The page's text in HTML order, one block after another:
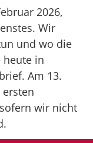
2026,
Wir
und wo die
heute in
Am 13.
wir nicht